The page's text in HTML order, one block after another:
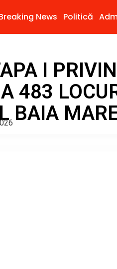
News Politică
I
483
BAIA